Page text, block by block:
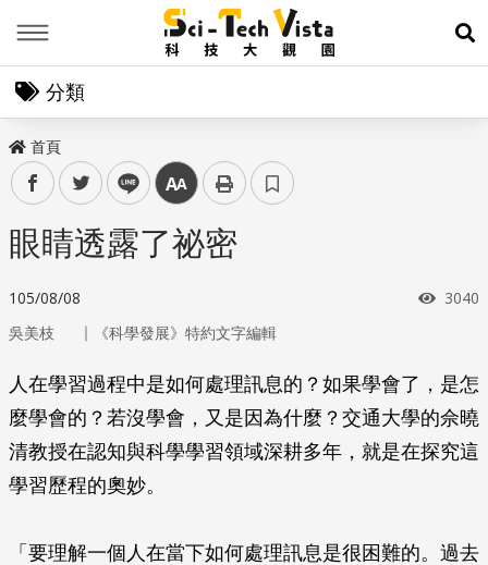
展
分類
首頁
facebooktwitter line 中
眼睛透露了祕密
105/08/08 瀏覽
3040
吳美枝 ｜ 《科學發展》特約文字編輯
人在學習過程中是如何處理訊息的？如果學會了，是怎
麼學會的？若沒學會，又是因為什麼？交通大學的佘曉
清教授在認知與科學學習領域深耕多年，就是在探究這
學習歷程的奧妙。
「要理解一個人在當下如何處理訊息是很困難的。過去